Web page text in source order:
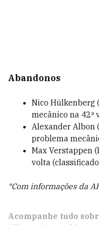
Abandonos
Nico Hülkenberg
mecânico na 42ª
Alexander Albon
problema
Max Verstappen
volta
*Com informações da
Acompanhe tudo